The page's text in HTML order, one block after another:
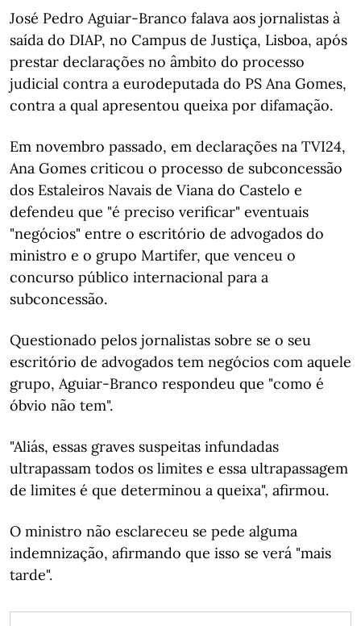
José Pedro Aguiar-Branco falava aos jornalistas à
saída do DIAP, no Campus de Justiça, Lisboa, após
prestar declarações no âmbito do processo
judicial contra a eurodeputada do PS Ana Gomes,
contra a qual apresentou queixa por difamação.
Em novembro passado, em declarações na TVI24,
Ana Gomes criticou o processo de subconcessão
dos Estaleiros Navais de Viana do Castelo e
defendeu que "é preciso verificar" eventuais
"negócios" entre o escritório de advogados do
ministro e o grupo Martifer, que venceu o
concurso público internacional para a
subconcessão.
Questionado pelos jornalistas sobre se o seu
escritório de advogados tem negócios com aquele
grupo, Aguiar-Branco respondeu que "como é
óbvio não tem".
"Aliás, essas graves suspeitas infundadas
ultrapassam todos os limites e essa ultrapassagem
de limites é que determinou a queixa", afirmou.
O ministro não esclareceu se pede alguma
indemnização, afirmando que isso se verá "mais
tarde".